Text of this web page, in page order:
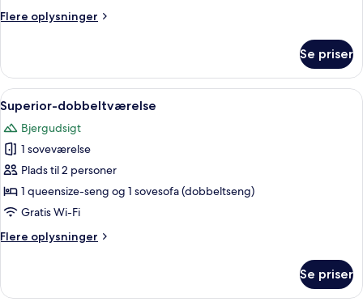
Flere oplysninger
Flere
til
personer
Se priser
Indlæs
alle
billeder
af
Superior-
dobbeltværelse
Et moderne hotelværelse med en
4
Superior-dobbeltværelse
Bjergudsigt
1 soveværelse
Plads til 2 personer
1 queensize-seng og 1 sovesofa (dobbeltseng)
Gratis Wi-Fi
Flere oplysninger
Flere
dobbeltværelse
Se priser